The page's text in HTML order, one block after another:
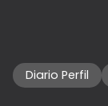
Diario Perfil